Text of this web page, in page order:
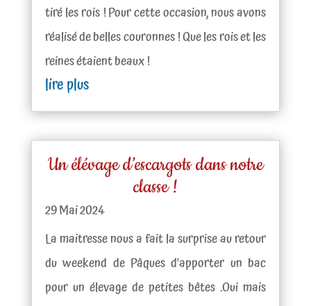
tiré les rois ! Pour cette occasion, nous avons
réalisé de belles couronnes ! Que les rois et les
reines étaient beaux !
lire plus
Un élévage d’escargots dans notre
classe !
29 Mai 2024
La maitresse nous a fait la surprise au retour
du weekend de Pâques d'apporter un bac
pour un élevage de petites bêtes .Oui mais